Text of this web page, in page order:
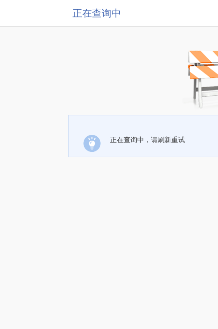
正在查询中
正在查询中，请刷新重试